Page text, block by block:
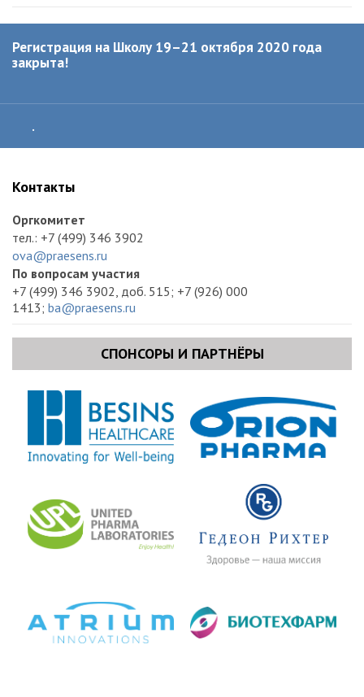
Назначение платежа: «Школа Невынашивание и
2020»
Копию квитанции/платёжного поручения об оплате (с
пометкой
Обращаем ваше внимание, что в случае неприбытия
Регистрация на Школу 19–21 октября 2020 года
закрыта!
.
Контакты
Оргкомитет
тел.: +7 (499) 346 3902
ova@praesens.ru
По вопросам участия
+7 (499) 346 3902, доб. 515; +7 (926) 000
1413; ba@praesens.ru​​​​​​​
СПОНСОРЫ И ПАРТНЁРЫ